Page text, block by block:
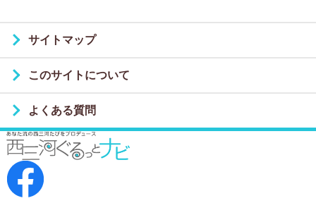
サイトマップ
このサイトについて
よくある質問